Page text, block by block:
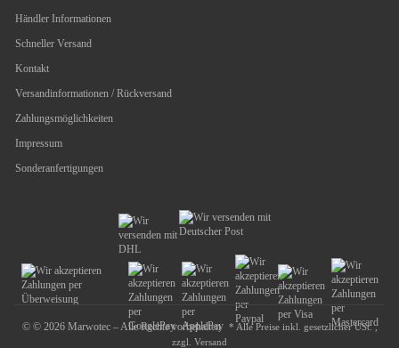
Händler Informationen
Schneller Versand
Kontakt
Versandinformationen / Rückversand
Zahlungsmöglichkeiten
Impressum
Sonderanfertigungen
© © 2026 Marwotec – Alle Rechte vorbehalten * Alle Preise inkl. gesetzlicher USt. ,
zzgl. Versand